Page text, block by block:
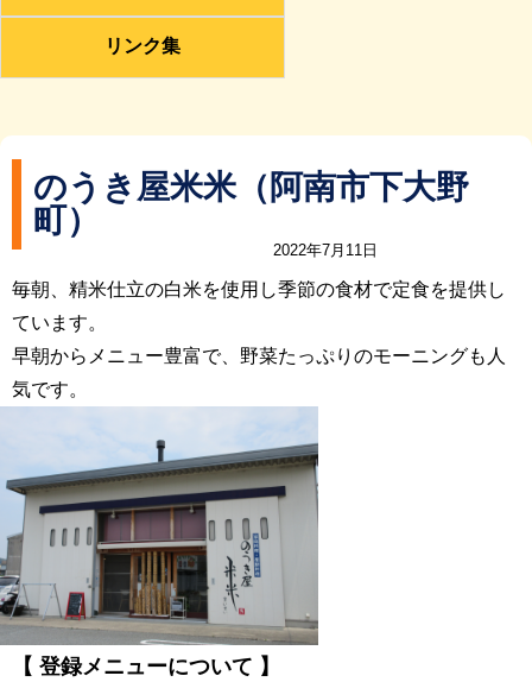
リンク集
のうき屋米米（阿南市下大野
町）
2022年7月11日
毎朝、精米仕立の白米を使用し季節の食材で定食を提供し
ています。
早朝からメニュー豊富で、野菜たっぷりのモーニングも人
気です。
【 登録メニューについて 】